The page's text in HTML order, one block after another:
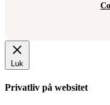
Luk
Privatliv på websitet